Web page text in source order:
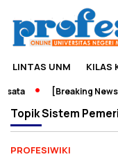
LINTAS UNM KILAS
[Breaking
TopikSistem
PROFESIWIKI